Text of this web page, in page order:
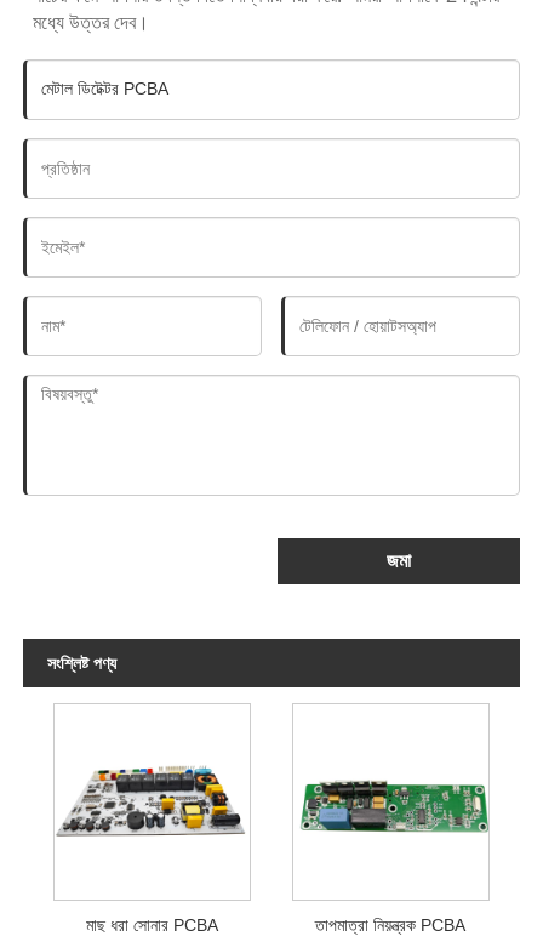
মধ্যে উত্তর দেব।
জমা
সংশ্লিষ্ট পণ্য
মাছ ধরা সোনার PCBA তাপমাত্রা নিয়ন্ত্রক PCBA